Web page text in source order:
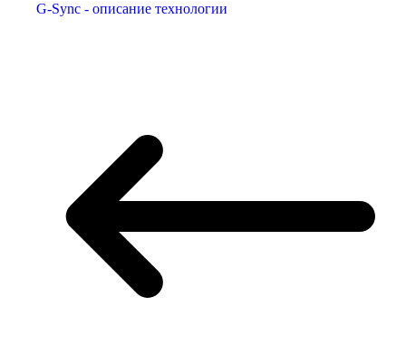
G-Sync - описание технологии